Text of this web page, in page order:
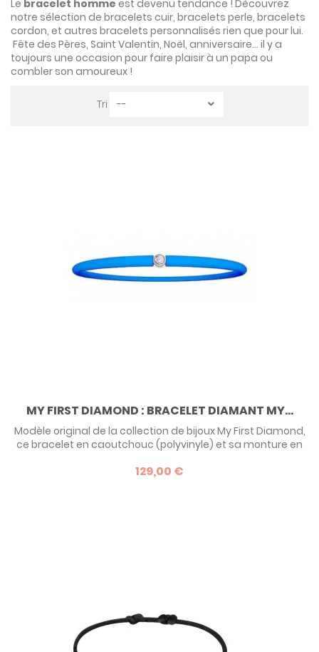
Le bracelet homme est devenu tendance ! Découvrez
notre sélection de bracelets cuir, bracelets perle, bracelets
cordon, et autres bracelets personnalisés rien que pour lui.
Fête des Pères, Saint Valentin, Noël, anniversaire... il y a
toujours une occasion pour faire plaisir à un papa ou
combler son amoureux !
Tri
MY FIRST DIAMOND : BRACELET DIAMANT MY...
Modèle original de la collection de bijoux My First Diamond,
ce bracelet en caoutchouc (polyvinyle) et sa monture en
précieux et original ! Pour bébé, enfant, ado ou adulte, de 0
129,00 €